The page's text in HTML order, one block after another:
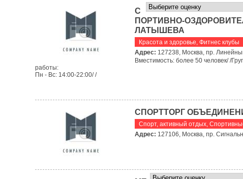
С
ПОРТИВНО-
ЛАТЫШЕВА
Красота и здоровье, Фитнес клубы
Адрес: 127238, Москва, пр.
Вместимость: более 50 человек/ /
работы:
Пн - Вс: 14:00-22:00/ /
СПОРТТОРГ
Спорт, активный отдых,
Адрес: 127106, Москва, пр.